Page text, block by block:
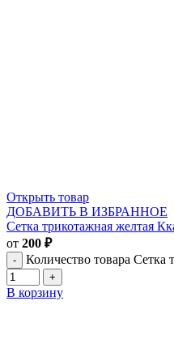
Открыть товар
ДОБАВИТЬ В ИЗБРАННОЕ
Сетка трикотажная желтая
от 200 ₽
Количество товара
В корзину